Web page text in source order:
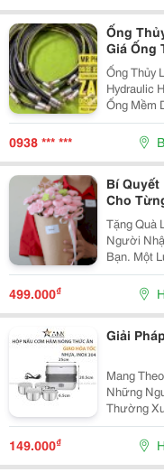
Ống
Giá Ống
Dầu
Thủy
Ống Thủy Lực Là Gì ? Ống
Hydraulic
Ống Mềm
Chất Lỏng
Lực. Ống
0938 *** ***
Bí Quyết
Cho
Tặng Quà
Người
Bạn. Một
Hiện Nay
Bền Đẹp
Nhắn....
499.000₫
Giải
Mang
Những
Thường
Sắp Xếp
Theo Và Sử Dụng
149.000₫